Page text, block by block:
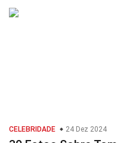
CELEBRIDADE 24 Dez 2024